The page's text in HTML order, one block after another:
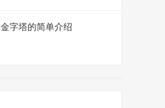
金字塔的简单介绍